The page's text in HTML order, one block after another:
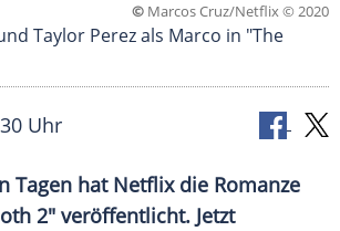
© Marcos Cruz/Netflix © 2020
Taylor Perez als Marco in "The
Uhr
Tagen hat Netflixdie Romanze
2" veröffentlicht. Jetzt